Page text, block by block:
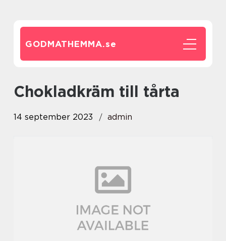
GODMATHEMMA.se
chokladkräm till tårta
14 september 2023 admin